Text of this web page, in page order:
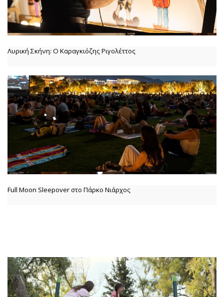
Λυρική Σκήνη: Ο Καραγκιόζης Ριγολέττος
Full Moon Sleepover στο Πάρκο Νιάρχος